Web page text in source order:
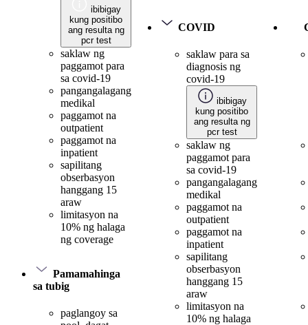
ibibigay
kung positibo
ang resulta ng
pcr test
saklaw ng
paggamot para
sa covid-19
pangangalagang
medikal
paggamot na
outpatient
paggamot na
inpatient
sapilitang
obserbasyon
hanggang 15
araw
limitasyon na
10% ng halaga
ng coverage
Pamamahinga
sa tubig
paglangoy sa
COVID
saklaw para sa
diagnosis ng
covid-19
ibibigay
kung positibo
ang resulta ng
pcr test
saklaw ng
paggamot para
sa covid-19
pangangalagang
medikal
paggamot na
outpatient
paggamot na
inpatient
sapilitang
obserbasyon
hanggang 15
araw
limitasyon na
10% ng halaga